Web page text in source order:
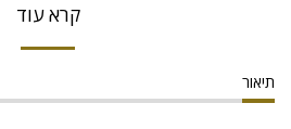
קרא עוד
תיאור